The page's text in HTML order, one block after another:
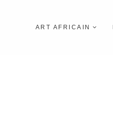
ART AFRICAIN